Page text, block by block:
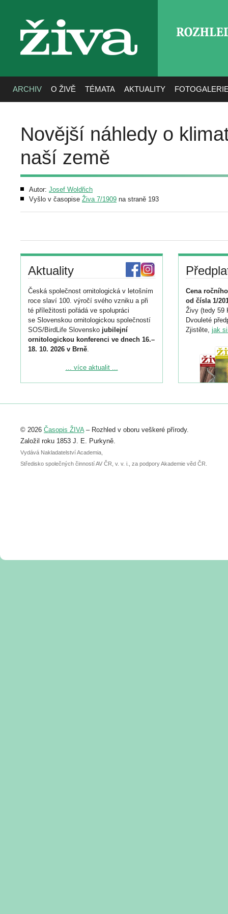
živa
ARCHIV O ŽIVĚ TÉMATA AKTUALITY
Novější náhledy o
naší země
Autor: Josef Woldřich
Vyšlo v časopise Živa 7/1909 na straně 193
Aktuality
Česká společnost ornitologická v letošním
roce slaví 100. výročí svého vzniku a při
té příležitosti pořádá ve spolupráci
se Slovenskou ornitologickou společností
SOS/BirdLife Slovensko jubilejní
ornitologickou konferenci ve dnech 16.–
18. 10. 2026 v Brně.
Podrobnější informace ke konferenci
Registrovat se můžete do 6. září.
abstraktu přihlášené přednášky nebo
posteru je už 30. června.
... více aktualit ...
Cena
od čísla 1/
Živy (tedy 59
Dvouleté
Zjistěte, jak
© 2026 Časopis ŽIVA– Rozhled v oboru veškeré přírody.
Založil roku 1853 J. E. Purkyně.
Vydává Nakladatelství Academia,
Středisko společných činností AV ČR, v. v. i., za podpory Akademie věd ČR.